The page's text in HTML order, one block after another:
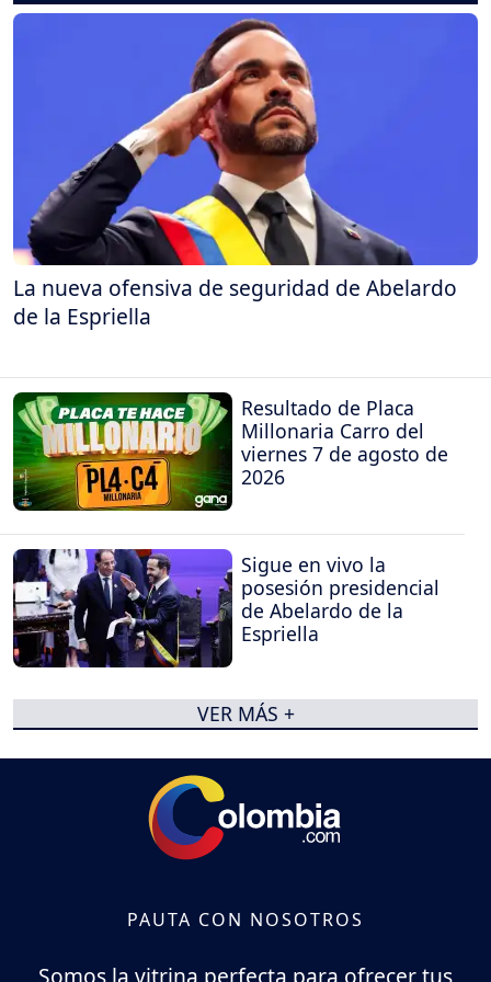
La nueva ofensiva de seguridad de Abelardo
de la Espriella
Resultado de Placa
Millonaria Carro del
viernes 7 de agosto de
2026
Sigue en vivo la
posesión presidencial
de Abelardo de la
Espriella
VER MÁS +
PAUTA CON NOSOTROS
Somos la vitrina perfecta para ofrecer tus